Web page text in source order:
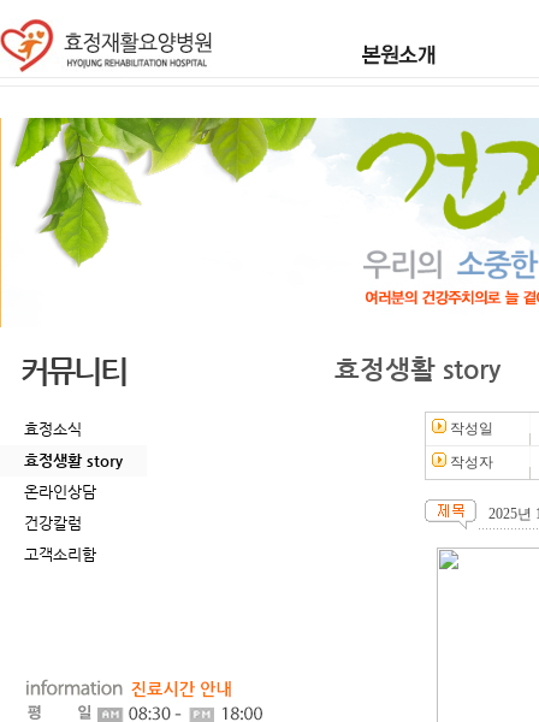
커뮤니티
효정소식
효정생활 story
온라인상담
건강칼럼
고객소리함
효정생활 story
작성일
작성자
2025년